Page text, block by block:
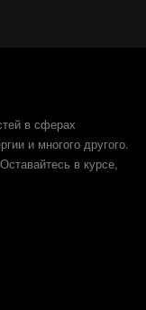
в сферах
и многого другого.
в курсе,